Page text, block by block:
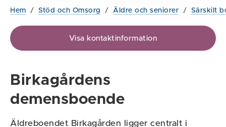
Hem / Stöd och Omsorg / Äldre och seniorer / Särskilt
Visa kontaktinformation
Birkagårdens
demensboende
Äldreboendet Birkagården ligger centralt i